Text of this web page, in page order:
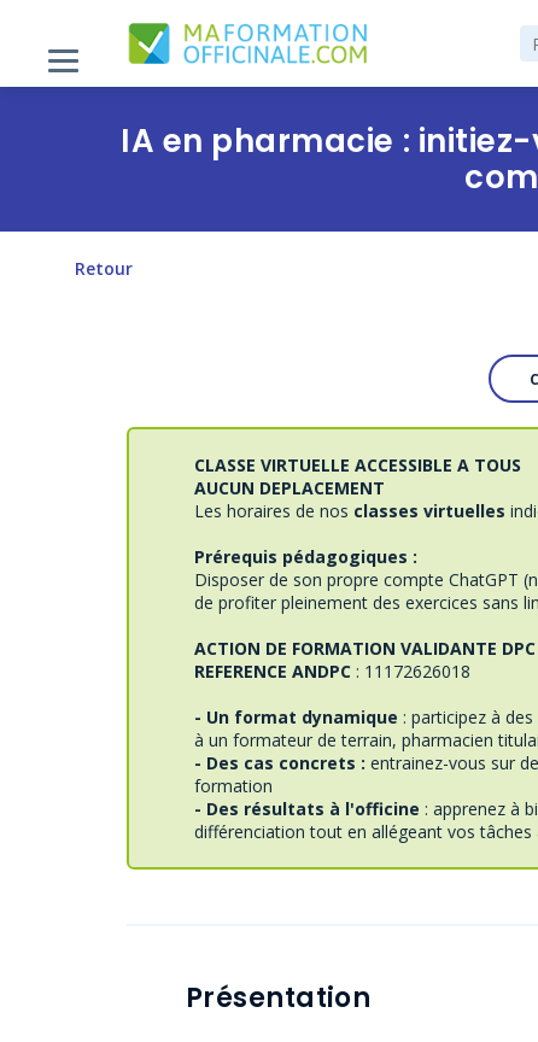
IA en pharmacie :
Retour
CLASSE VIRTUELLE ACCESSIBLE A TOUS
AUCUN DEPLACEMENT
Les horaires de nos classes virtuelles
Prérequis pédagogiques :
Disposer de son propre compte ChatGPT
de profiter pleinement des exercices sans
ACTION DE FORMATION VALIDANTE
REFERENCE ANDPC : 11172626018
- Un format dynamique : participez à
à un formateur de terrain, pharmacien
- Des cas concrets : entrainez-vous sur
formation
- Des résultats à l'officine : apprenez à
différenciation tout en allégeant vos tâches
Présentation